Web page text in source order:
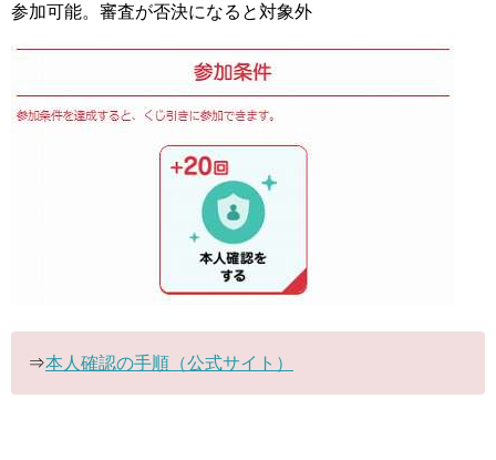
参加可能。審査が否決になると対象外
⇒本人確認の手順（公式サイト）